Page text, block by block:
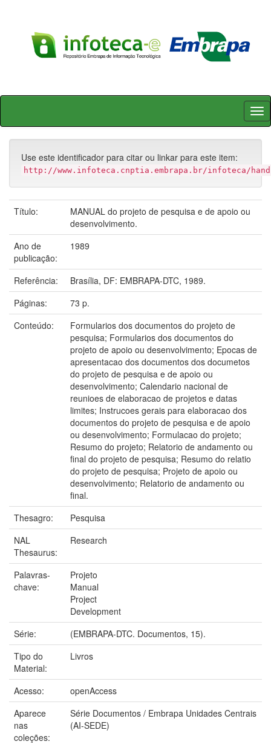
Skip
Use este identificador para citar ou linkar para este item:
http://www.infoteca.cnptia.embrapa.br/infoteca/
Título:
MANUAL do projeto de pesquisa e de apoio ou
desenvolvimento.
Ano de
publicação:
1989
Referência:
Brasília, DF: EMBRAPA-DTC, 1989.
Páginas:
73 p.
Conteúdo:
Formularios dos documentos do projeto de
pesquisa; Formularios dos documentos do
projeto de apoio ou desenvolvimento; Epocas de
apresentacao dos documentos dos documetos
do projeto de pesquisa e de apoio ou
desenvolvimento; Calendario nacional de
reunioes de elaboracao de projetos e datas
limites; Instrucoes gerais para elaboracao dos
documentos do projeto de pesquisa e de apoio
ou desenvolvimento; Formulacao do projeto;
Resumo do projeto; Relatorio de andamento ou
final do projeto de pesquisa; Resumo do relatio
do projeto de pesquisa; Projeto de apoio ou
desenvolvimento; Relatorio de andamento ou
final.
Thesagro:
Pesquisa
NAL
Thesaurus:
Research
Palavras-
chave:
Projeto
Manual
Project
Development
Série:
(EMBRAPA-DTC. Documentos, 15).
Tipo do
Material:
Livros
Acesso:
openAccess
Aparece
nas
coleções:
Série Documentos / Embrapa Unidades Centrais
(AI-SEDE)